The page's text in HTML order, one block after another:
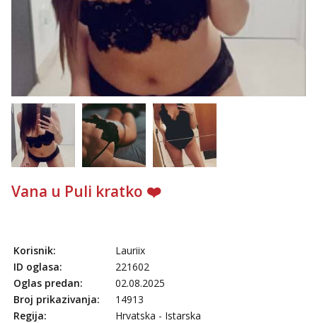
tel:0,93€ - mob:1,12€ min
Vana u Puli kratko ❤️
Korisnik:
Lauriix
ID oglasa:
221602
Oglas predan:
02.08.2025
Broj prikazivanja:
14913
Regija:
Hrvatska - Istarska